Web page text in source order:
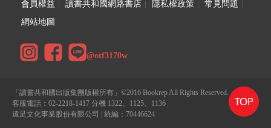
會員權益
讀書共和國網路書店 隱私權政策 常見問題
網站地圖
@otf3170w
「讀書共和國出版集團版權所有」©2016 Bookrep All Rights Reserved.
客服電話：02-2218-1417 分機 1322、1125、1136
遠足文化事業股份有限公司 | 統編：70446624